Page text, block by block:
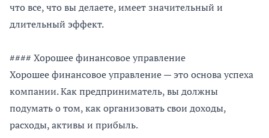
что все, что вы делаете, имеет значительный и
длительный эффект.
#### Хорошее финансовое управление
Хорошее финансовое управление — это основа успеха
компании. Как предприниматель, вы должны
подумать о том, как организовать свои доходы,
расходы, активы и прибыль.